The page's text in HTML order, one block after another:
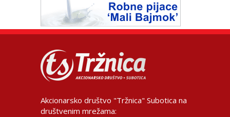
Akcionarsko društvo "Tržnica" Subotica na
društvenim mrežama: